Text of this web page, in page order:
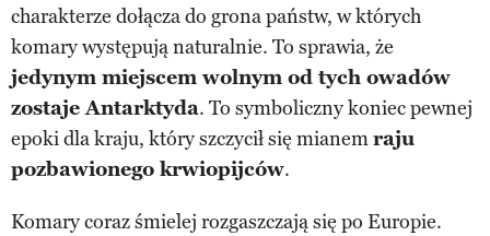
charakterze dołącza do grona państw, w których
komary występują naturalnie. To sprawia, że
jedynym miejscem wolnym od tych owadów
zostaje Antarktyda. To symboliczny koniec pewnej
epoki dla kraju, który szczycił się mianemraju
pozbawionego krwiopijców.
Komary coraz śmielej rozgaszczają się po Europie.